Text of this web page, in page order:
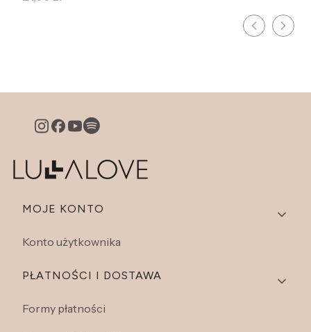
Linki w stopce
MOJE KONTO
Konto użytkownika
PŁATNOŚCI I DOSTAWA
Formy płatności